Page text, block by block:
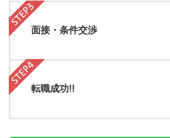
面接・条件交渉
転職成功!!